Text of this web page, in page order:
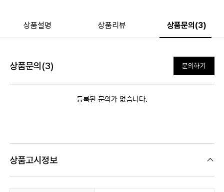
상품설명 상품리뷰 상품문의(3)
상품문의(3) 문의하기
등록된 문의가 없습니다.
상품고시정보